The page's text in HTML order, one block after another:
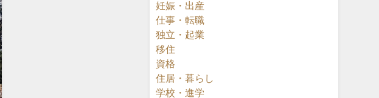
妊娠・出産
仕事・転職
独立・起業
移住
資格
住居・暮らし
学校・進学